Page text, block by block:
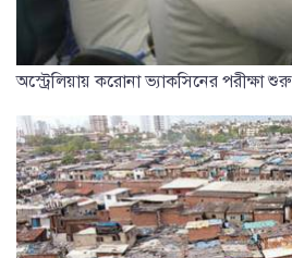
অস্ট্রেলিয়ায় করোনা ভ্যাকসিনের পরীক্ষা শুরু